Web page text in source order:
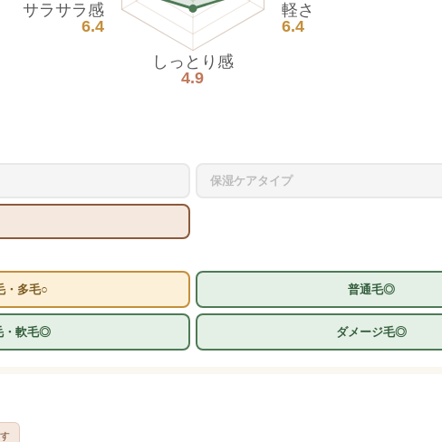
軽さ
6.4
しっとり感
4.9
サラサラ感
6.4
保湿ケアタイプ
・多毛○ 普通毛◎
・軟毛◎ ダメージ毛◎